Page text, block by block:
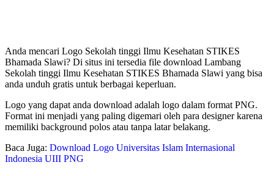
Anda mencari Logo Sekolah tinggi Ilmu Kesehatan STIKES
Bhamada Slawi? Di situs ini tersedia file download Lambang
Sekolah tinggi Ilmu Kesehatan STIKES Bhamada Slawi yang bisa
anda unduh gratis untuk berbagai keperluan.
Logo yang dapat anda download adalah logo dalam format PNG.
Format ini menjadi yang paling digemari oleh para designer karena
memiliki background polos atau tanpa latar belakang.
Baca Juga: Download Logo Universitas Islam Internasional
Indonesia UIII PNG